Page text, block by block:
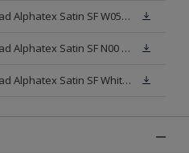
Veiligheidsinformatieblad Alphatex Satin SF W05 (MSDS)
Veiligheidsinformatieblad Alphatex Satin SF N00 (MSDS)
Veiligheidsinformatieblad Alphatex Satin SF White (MSDS)